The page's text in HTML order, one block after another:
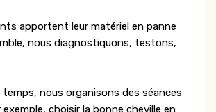
apportent leur matériel en panne
nous diagnostiquons, testons,
nous organisons des séances
choisir la bonne cheville en